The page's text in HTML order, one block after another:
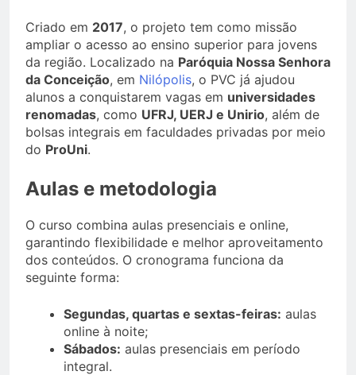
Criado em 2017, o projeto tem como missão
ampliar o acesso ao ensino superior para jovens
da região. Localizado na Paróquia Nossa Senhora
da Conceição, em Nilópolis, o PVC já ajudou
alunos a conquistarem vagas em universidades
renomadas, como UFRJ, UERJ e Unirio, além de
bolsas integrais em faculdades privadas por meio
do ProUni.
Aulas e metodologia
O curso combina aulas presenciais e online,
garantindo flexibilidade e melhor aproveitamento
dos conteúdos. O cronograma funciona da
seguinte forma:
Segundas, quartas e sextas-feiras: aulas
online à noite;
Sábados: aulas presenciais em período
integral.